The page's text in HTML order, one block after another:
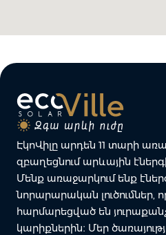
ԷկոՎիլը արդեն 11 տարի
զբաղեցնում արևային
Մենք առաջարկում ենք
նորարարական լուծումներ,
հարմարեցված են
կարիքներին։ Մեր